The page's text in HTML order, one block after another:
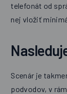
telefonát od
nej vložiť
Scenár je
podvodov, v